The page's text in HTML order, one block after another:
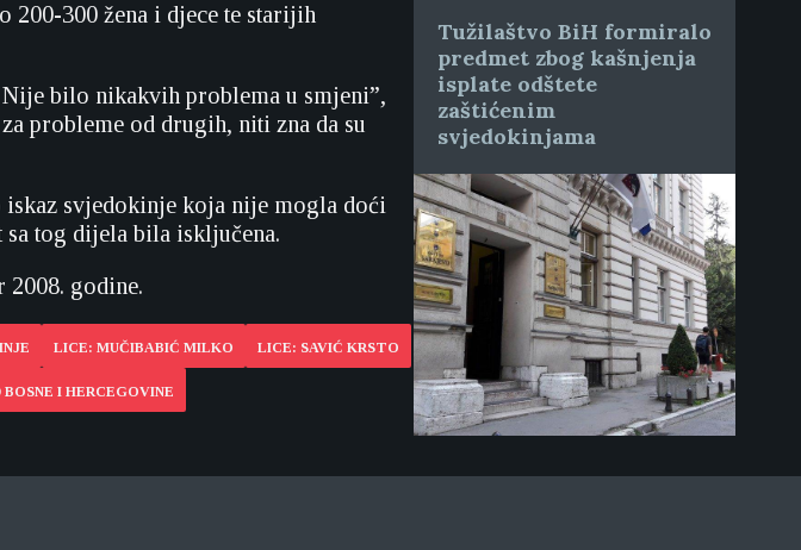
200-300 žena i djece te starijih
bilo nikakvih problema u smjeni”,
probleme od drugih, niti zna da su
svjedokinje koja nije mogla doći
tog dijela bila isključena.
2008. godine.
LICE: MUČIBABIĆ MILKO LICE: SAVIĆ KRSTO
BOSNE I HERCEGOVINE
Tužilaštvo BiH formiralo
predmet zbog kašnjenja
isplate odštete
zaštićenim
svjedokinjama